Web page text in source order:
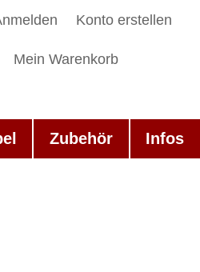
Konto erstellen
Mein Warenkorb
Zubehör Infos